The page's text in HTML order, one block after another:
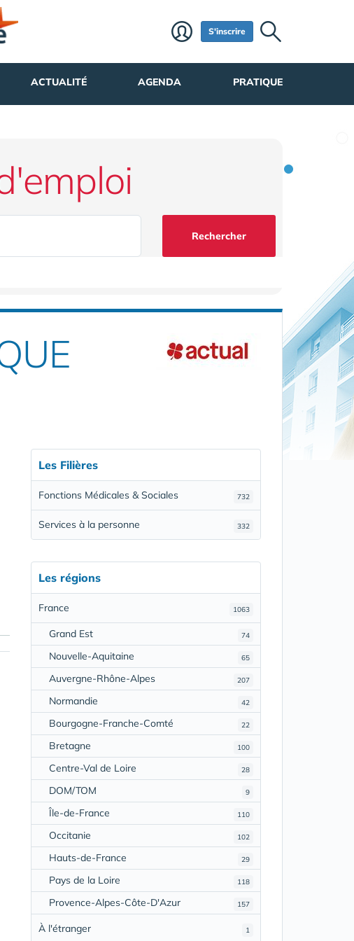
S'inscrire
ACTUALITÉ AGENDA PRATIQUE
Rechercher
Les Filières
732
Fonctions Médicales & Sociales
332
Services à la personne
Les régions
1063
France
74
Grand Est
65
Nouvelle-Aquitaine
207
Auvergne-Rhône-Alpes
42
Normandie
22
Bourgogne-Franche-Comté
100
Bretagne
28
Centre-Val de Loire
9
DOM/TOM
110
Île-de-France
102
Occitanie
29
Hauts-de-France
118
Pays de la Loire
157
Provence-Alpes-Côte-D'Azur
1
À l'étranger